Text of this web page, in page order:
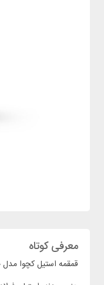
معرفی کوتاه
قمقمه استیل کچوا مدل QUECHUA MH100 مشکی گنجایش 1 لیتر